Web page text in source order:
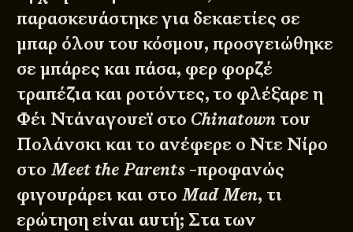
παρασκευάστηκε για δεκαετίες σε
μπαρ όλου του κόσμου, προσγειώθηκε
σε μπάρες και πάσα, φερ φορζέ
τραπέζια και ροτόντες, το φλέξαρε η
Φέι Ντάναγουεϊ στο Chinatown του
Πολάνσκι και το ανέφερε ο Ντε Νίρο
στο Meet the Parents -προφανώς
φιγουράρει και στο Mad Men, τι
ερώτηση είναι αυτή; Στα των